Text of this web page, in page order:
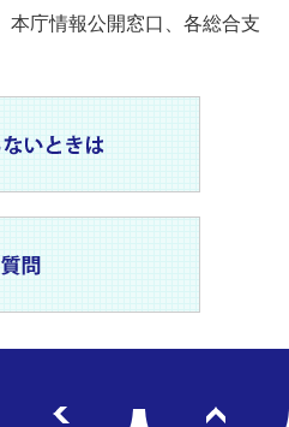
庁情報公開窓口、各総合支